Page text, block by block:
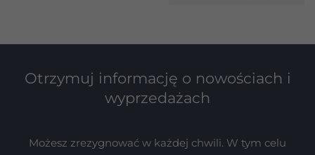
Otrzymuj informację o nowościach i
wyprzedażach
Możesz zrezygnować w każdej chwili. W tym celu